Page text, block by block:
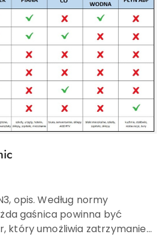
opis. Według normy
gaśnica powinna być
który umożliwia zatrzymanie